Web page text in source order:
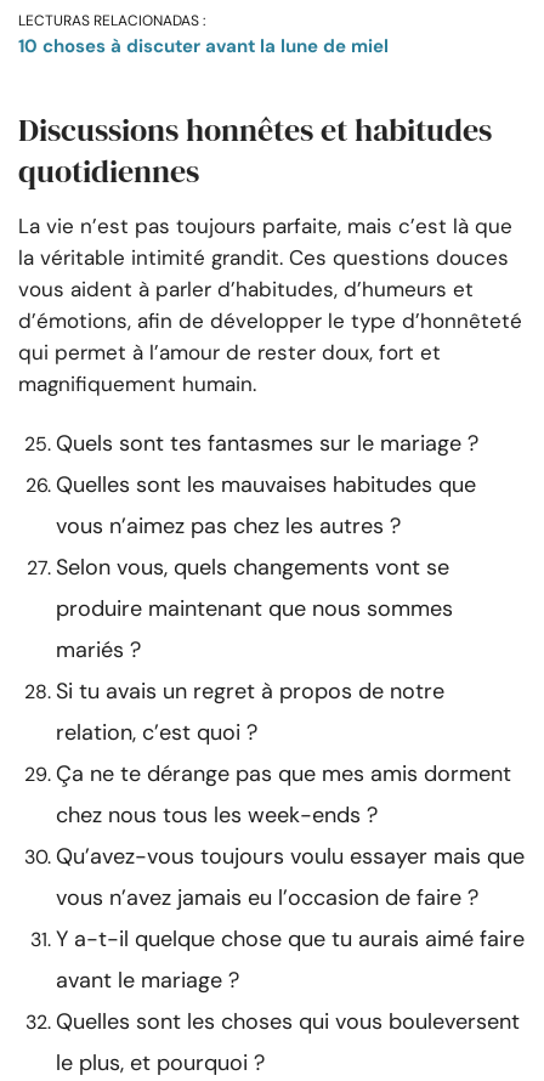
LECTURAS RELACIONADAS :
10 choses à discuter avant la lune de miel
Discussions honnêtes et habitudes
quotidiennes
La vie n’est pas toujours parfaite, mais c’est là que
la véritable intimité grandit. Ces questions douces
vous aident à parler d’habitudes, d’humeurs et
d’émotions, afin de développer le type d’honnêteté
qui permet à l’amour de rester doux, fort et
magnifiquement humain.
Quels sont tes fantasmes sur le mariage ?
Quelles sont les mauvaises habitudes que
vous n’aimez pas chez les autres ?
Selon vous, quels changements vont se
produire maintenant que nous sommes
mariés ?
Si tu avais un regret à propos de notre
relation, c’est quoi ?
Ça ne te dérange pas que mes amis dorment
chez nous tous les week-ends ?
Qu’avez-vous toujours voulu essayer mais que
vous n’avez jamais eu l’occasion de faire ?
Y a-t-il quelque chose que tu aurais aimé faire
avant le mariage ?
Quelles sont les choses qui vous bouleversent
le plus, et pourquoi ?